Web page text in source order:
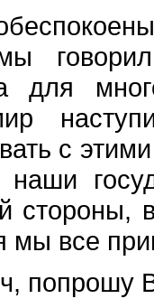
для
с
стороны,
мы все
попрошу